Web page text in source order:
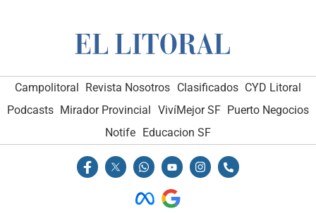
Campolitoral Revista Nosotros Clasificados CYD Litoral
Podcasts Mirador Provincial VivíMejor SF Puerto Negocios
Notife
Educacion SF